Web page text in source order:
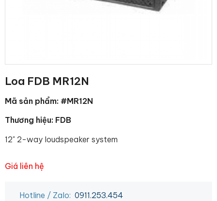
Loa FDB MR12N
Mã sản phẩm: #MR12N
Thương hiệu: FDB
12" 2-way loudspeaker system
Giá liên hệ
Hotline / Zalo: 0911.253.454